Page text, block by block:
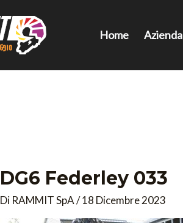
Home Azienda
DG6 Federley 033
Di RAMMIT SpA/18 Dicembre 2023